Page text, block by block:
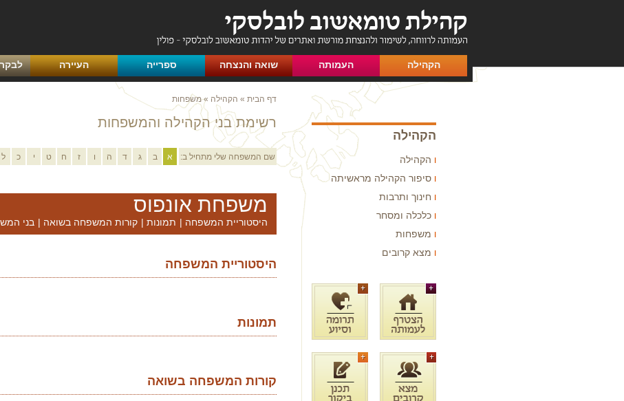
הקהילה העמותה שואה והנצחה ספרייה העיירה
הקהילה
הקהילה
סיפור הקהילה מראשיתה
חינוך ותרבות
כלכלה ומסחר
משפחות
מצא קרובים
דף הבית » הקהילה »משפחות
רשימת בני הקהילה והמשפחות
שם המשפחה שלי מתחיל ב: א ב ג ד ה ו ז ח ט י כ ל
משפחת אונפוס
היסטוריית המשפחה | תמונות | קורות המשפחה בשואה | בני
היסטוריית המשפחה
תמונות
קורות המשפחה בשואה